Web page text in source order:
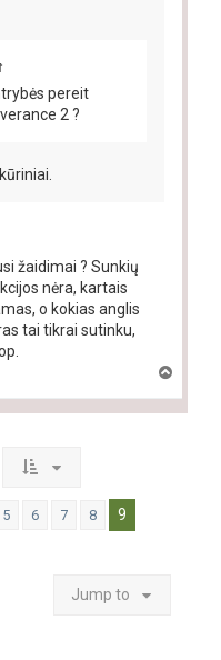
↑
pereit
2 ?
žaidimai ? Sunkių
nėra, kartais
o kokias anglis
tai tikrai sutinku,
5 6 7 8 9
Jump to